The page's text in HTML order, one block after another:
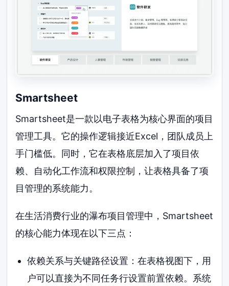
Smartsheet
Smartsheet是一款以电子表格为核心界面的项目
管理工具。它的操作逻辑接近Excel，团队成员上
手门槛低。同时，它在表格底层加入了项目依
赖、自动化工作流和权限控制，让表格具备了项
目管理的系统能力。
在生活消费行业的瀑布项目管理中，Smartsheet
的核心能力体现在以下三点：
依赖关系与关键路径设置：在表格视图下，用
户可以直接为不同任务行设置前置依赖。系统